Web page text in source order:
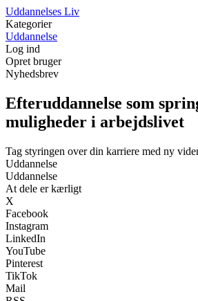
Uddannelses Liv
Kategorier
Uddannelse
Log ind
Opret bruger
Nyhedsbrev
Efteruddannelse som
muligheder i arbejdslivet
Tag styringen over din karriere med ny
Uddannelse
Uddannelse
At dele er kærligt
X
Facebook
Instagram
LinkedIn
YouTube
Pinterest
TikTok
Mail